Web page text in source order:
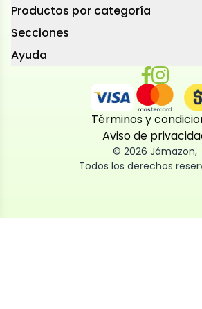
Productos por categoría
Secciones
Ayuda
Términos y
Aviso de
© 2026 Jámazon,
Todos los derechos